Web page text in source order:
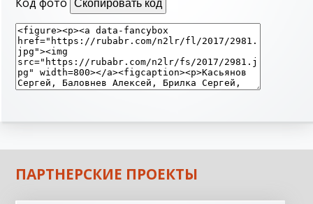
Скопировать код
ПАРТНЕРСКИЕ ПРОЕКТЫ